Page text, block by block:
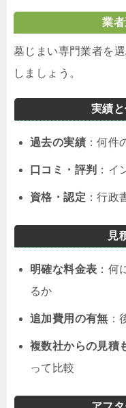
業
墓じまい専門業者を
しましょう。
実績
過去の実績 ：何件
口コミ・評判 ：イ
資格・認定 ：行政
見
明確な料金表 ：何
るか
追加費用の有無 ：
複数社からの見積
って比較